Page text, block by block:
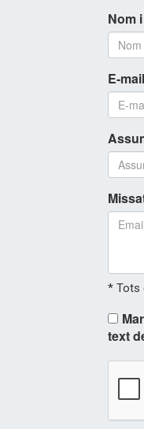
Nom
E-mail
* Tots
text